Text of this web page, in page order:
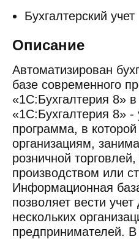
Бухгалтерский учет
Описание
Автоматизирован
базе современного
«1С:Бухгалтерия 8»
«1С:Бухгалтерия 8» -
программа, в
организациям,
розничной
производством или
Информационная
позволяет вести учет
нескольких
предпринимателей.